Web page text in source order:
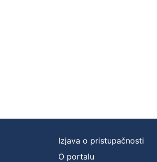
Izjava o pristupačnosti
O portalu